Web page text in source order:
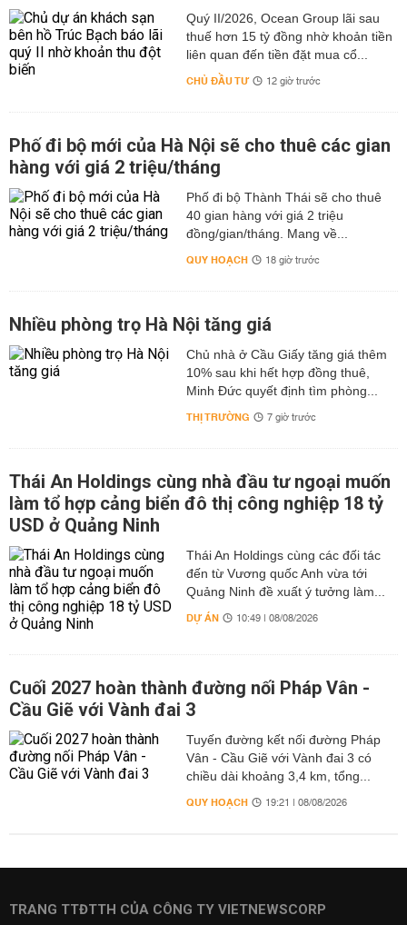
Quý II/2026, Ocean Group lãi sau
thuế hơn 15 tỷ đồng nhờ khoản tiền
liên quan đến tiền đặt mua cổ...
CHỦ ĐẦU TƯ 12 giờ trước
Phố đi bộ mới của Hà Nội sẽ cho thuê các gian
hàng với giá 2 triệu/tháng
Phố đi bộ Thành Thái sẽ cho thuê
40 gian hàng với giá 2 triệu
đồng/gian/tháng. Mang về...
QUY HOẠCH 18 giờ trước
Nhiều phòng trọ Hà Nội tăng giá
Chủ nhà ở Cầu Giấy tăng giá thêm
10% sau khi hết hợp đồng thuê,
Minh Đức quyết định tìm phòng...
THỊ TRƯỜNG 7 giờ trước
Thái An Holdings cùng nhà đầu tư ngoại muốn
làm tổ hợp cảng biển đô thị công nghiệp 18 tỷ
USD ở Quảng Ninh
Thái An Holdings cùng các đối tác
đến từ Vương quốc Anh vừa tới
Quảng Ninh đề xuất ý tưởng làm...
DỰ ÁN 10:49 | 08/08/2026
Cuối 2027 hoàn thành đường nối Pháp Vân -
Cầu Giẽ với Vành đai 3
Tuyến đường kết nối đường Pháp
Vân - Cầu Giẽ với Vành đai 3 có
chiều dài khoảng 3,4 km, tổng...
QUY HOẠCH 19:21 | 08/08/2026
TRANG TTĐTTH CỦA CÔNG TY VIETNEWSCORP